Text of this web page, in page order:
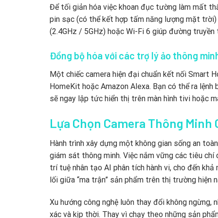
Để tối giản hóa việc khoan đục tường làm mất
pin sạc (có thể kết hợp tấm năng lượng mặt
(2.4GHz / 5GHz) hoặc Wi-Fi 6 giúp đường
Đồng bộ hóa với các trợ lý ảo thông
Một chiếc camera hiện đại chuẩn kết nối Smart
HomeKit hoặc Amazon Alexa. Bạn có thể ra lệnh
sẽ ngay lập tức hiển thị trên màn hình tivi hoặc
Lựa Chọn Camera Thông Minh
Hành trình xây dựng một không gian sống an
giám sát thông minh. Việc nắm vững các tiêu
trí tuệ nhân tạo AI phân tích hành vi, cho đến
lối giữa “ma trận” sản phẩm trên thị trường hiện
Xu hướng công nghệ luôn thay đổi không
xác và kịp thời. Thay vì chạy theo những sản